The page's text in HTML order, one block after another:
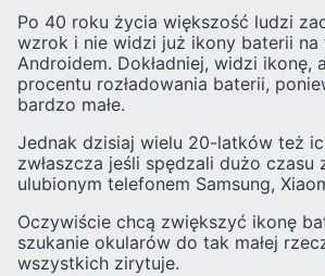
Po 40 roku życia większość ludzi
wzrok i nie widzi już ikony baterii na
Androidem. Dokładniej, widzi ikonę,
procentu rozładowania baterii,
bardzo małe.
Jednak dzisiaj wielu 20-latków też
zwłaszcza jeśli spędzali dużo czasu
ulubionym telefonem Samsung,
Oczywiście chcą zwiększyć ikonę
szukanie okularów do tak małej
wszystkich zirytuje.